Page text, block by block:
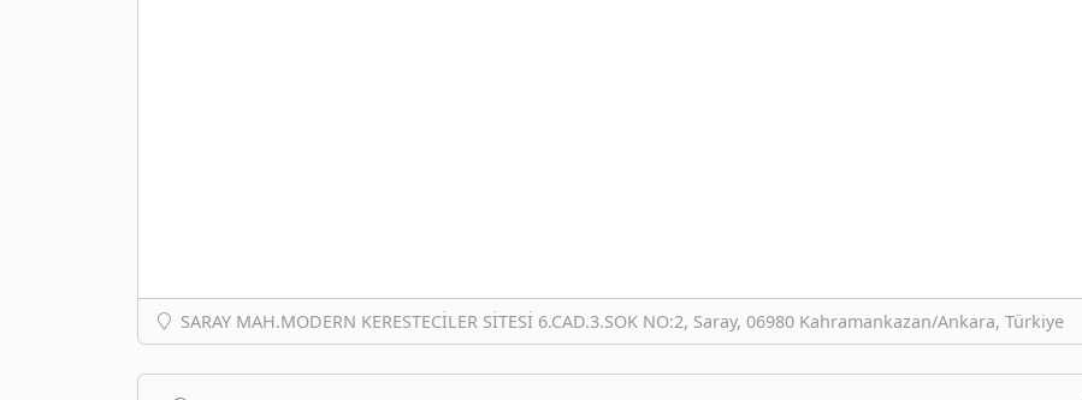
SARAY MAH.MODERN KERESTECİLER SİTESİ 6.CAD.3.SOK NO:2, Saray, 06980 Kahramankazan/Ankara, Türkiye